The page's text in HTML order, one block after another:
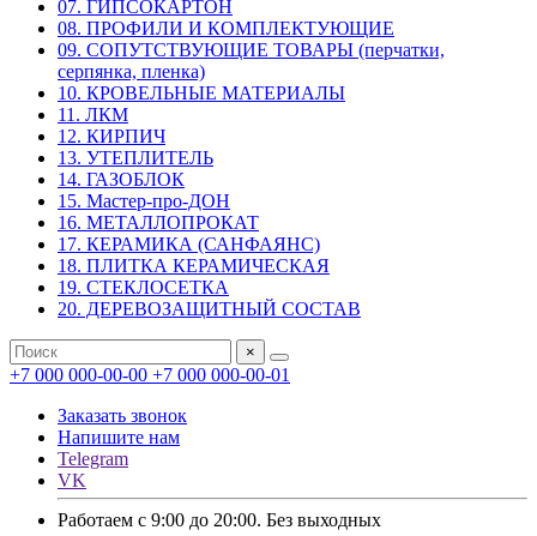
07. ГИПСОКАРТОН
08. ПРОФИЛИ И КОМПЛЕКТУЮЩИЕ
09. СОПУТСТВУЮЩИЕ ТОВАРЫ (перчатки,
серпянка, пленка)
10. КРОВЕЛЬНЫЕ МАТЕРИАЛЫ
11. ЛКМ
12. КИРПИЧ
13. УТЕПЛИТЕЛЬ
14. ГАЗОБЛОК
15. Мастер-про-ДОН
16. МЕТАЛЛОПРОКАТ
17. КЕРАМИКА (САНФАЯНС)
18. ПЛИТКА КЕРАМИЧЕСКАЯ
19. СТЕКЛОСЕТКА
20. ДЕРЕВОЗАЩИТНЫЙ СОСТАВ
×
+7 000 000-00-00 +7 000 000-00-01
Заказать звонок
Напишите нам
Telegram
VK
Работаем с 9:00 до 20:00. Без выходных